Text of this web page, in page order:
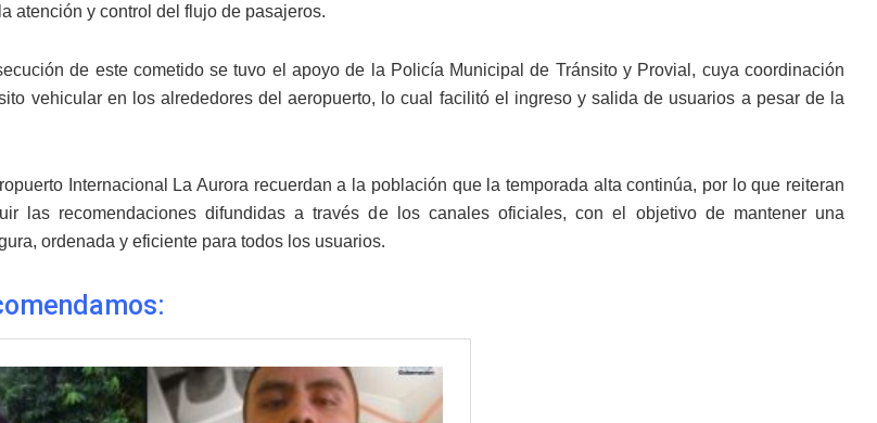
atención y control del flujo de pasajeros.
de este cometido se tuvo el apoyo de la Policía Municipal de Tránsito y Provial, cuya coordinación
vehicular en los alrededores del aeropuerto, lo cual facilitó el ingreso y salida de usuarios a pesar de la
Internacional La Aurora recuerdan a la población que la temporada alta continúa, por lo que reiteran
las recomendaciones difundidas a través de los canales oficiales, con el objetivo de mantener una
ordenada y eficiente para todos los usuarios.